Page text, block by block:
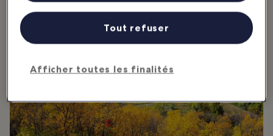
Afficher toutes les finalités
Tout refuser